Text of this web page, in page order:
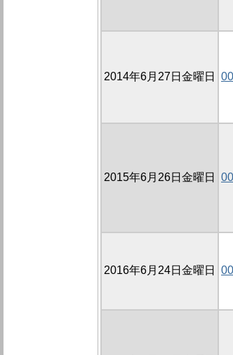
2014年6月27日金曜日
2015年6月26日金曜日
2016年6月24日金曜日